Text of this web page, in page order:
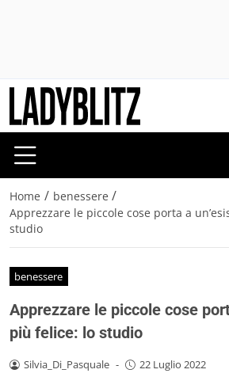
Home / benessere /
Apprezzare le piccole cose porta a
studio
benessere
Apprezzare le piccole cose
più felice: lo studio
Silvia_Di_Pasquale - 22 Luglio 2022